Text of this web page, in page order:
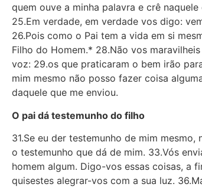
quem ouve a minha palavra e crê
25.Em verdade, em verdade vos digo:
26.Pois como o Pai tem a vida em si
Filho do Homem.* 28.Não vos
voz: 29.os que praticaram o bem irão
mim mesmo não posso fazer coisa
daquele que me enviou.
O pai dá testemunho do filho
31.Se eu der testemunho de mim
o testemunho que dá de mim. 33.Vós
homem algum. Digo-vos essas coisas, a
quisestes alegrar-vos com a sua luz.